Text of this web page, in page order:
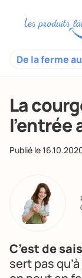
De la ferme
La
l’entrée
Publié le
C’est de
sert pas